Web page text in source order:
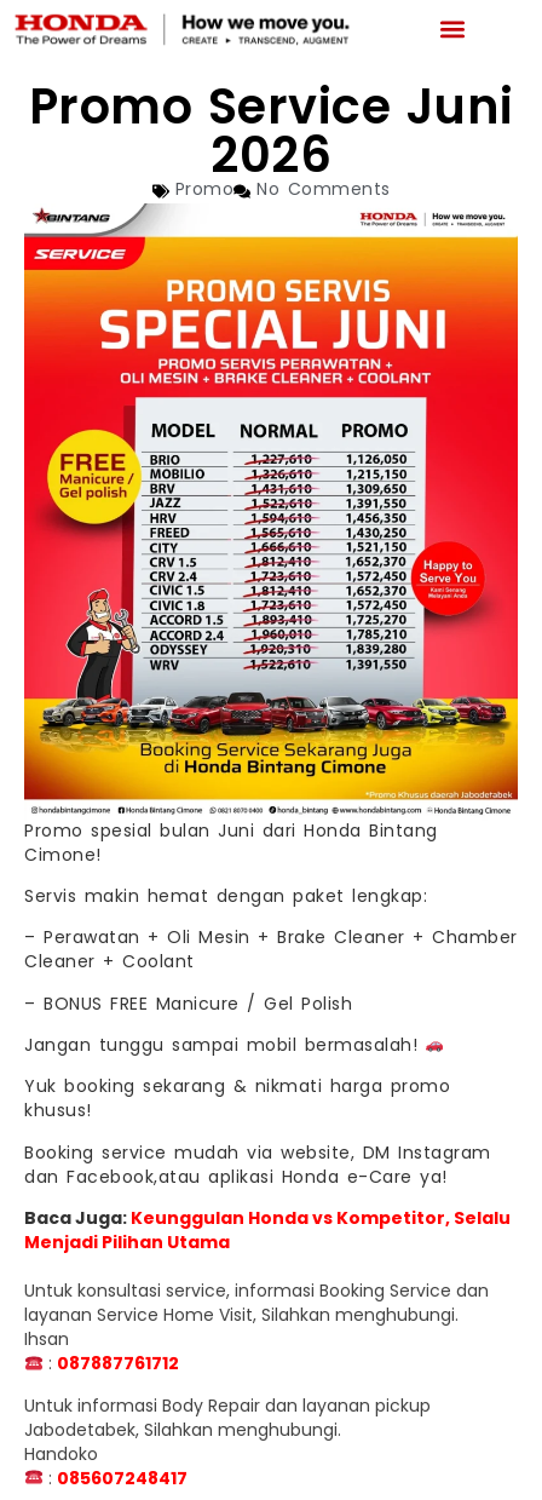
Promo Service Juni
2026
Promo No Comments
Promo spesial bulan Juni dari Honda Bintang
Cimone!
Servis makin hemat dengan paket lengkap:
– Perawatan + Oli Mesin + Brake Cleaner + Chamber
Cleaner + Coolant
– BONUS FREE Manicure / Gel Polish
Jangan tunggu sampai mobil bermasalah!
Yuk booking sekarang & nikmati harga promo
khusus!
Booking service mudah via website, DM Instagram
dan Facebook,atau aplikasi Honda e-Care ya!
Baca Juga: Keunggulan Honda vs Kompetitor, Selalu
Menjadi Pilihan Utama
Untuk konsultasi service, informasi Booking Service dan
layanan Service Home Visit, Silahkan menghubungi.
Ihsan
: 087887761712
Untuk informasi Body Repair dan layanan pickup
Jabodetabek, Silahkan menghubungi.
Handoko
: 085607248417